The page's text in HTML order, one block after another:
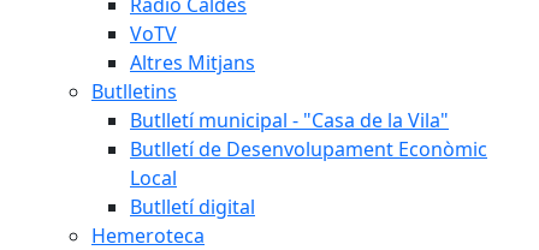
VoTV
Altres Mitjans
Butlletins
Butlletí municipal - "Casa de la Vila"
Butlletí de Desenvolupament Econòmic
Local
Butlletí digital
Hemeroteca